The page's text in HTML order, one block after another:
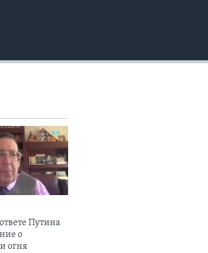
Путина
о
огня